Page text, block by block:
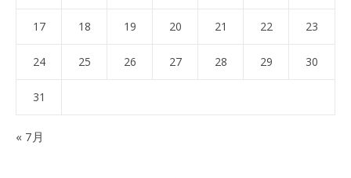
17 18 19 20 21 22 23
24 25 26 27 28 29 30
31
« 7月